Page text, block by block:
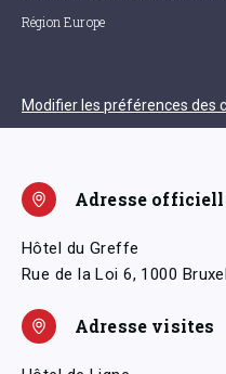
Région Europe
Modifier les préférences des
Adresse
Hôtel du Greffe
Rue de la Loi 6, 1000
Adresse visites